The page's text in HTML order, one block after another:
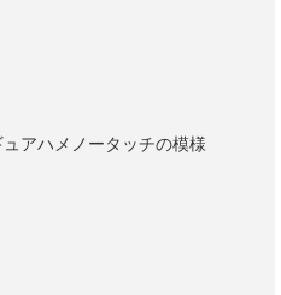
アハメノータッチの模様